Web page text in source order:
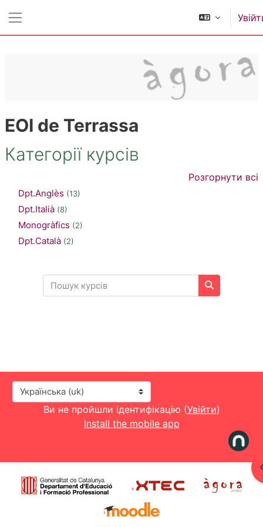
EOI de Terrassa
Категорії курсів
Розгорнути всі
Dpt.Anglès (13)
Dpt.Italià (8)
Monogràfics (2)
Dpt.Català (2)
Пошук курсів
Пошук
Мова інтерфейсу
Ви не пройшли ідентифікацію (Увійти)
Install the mobile app